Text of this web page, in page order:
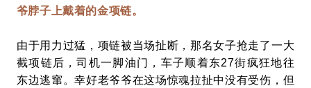
爷脖子上戴着的金项链。
由于用力过猛，项链被当场扯断，那名女子抢走了一大
截项链后，司机一脚油门，车子顺着东27街疯狂地往
东边逃窜。幸好老爷爷在这场惊魂拉扯中没有受伤，但